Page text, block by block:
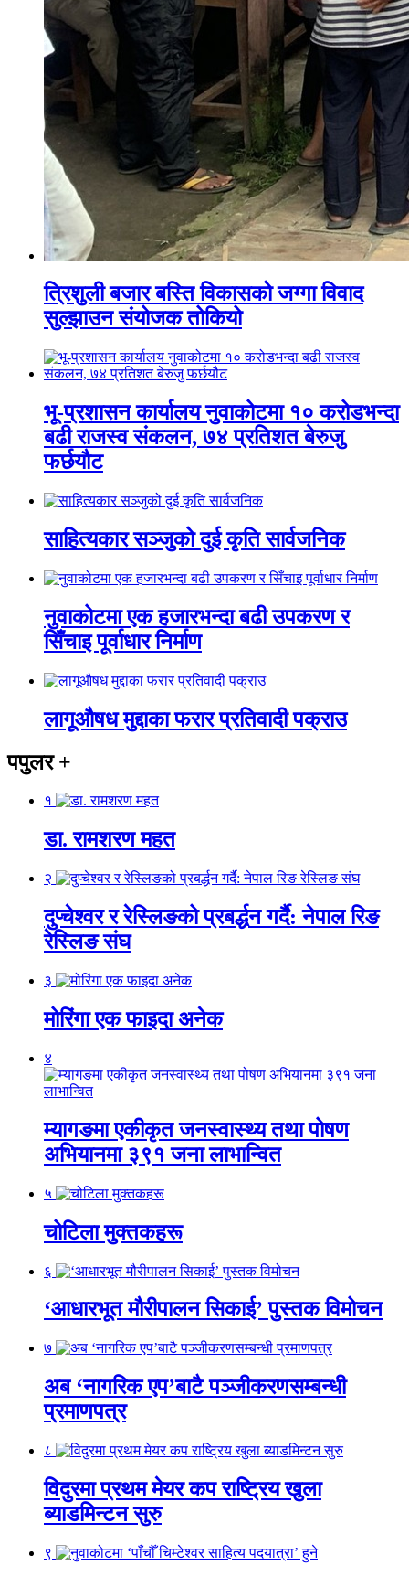
त्रिशुली बजार बस्ति विकासको जग्गा विवाद
सुल्झाउन संयोजक तोकियो
भू-प्रशासन कार्यालय नुवाकोटमा १० करोडभन्दा
बढी राजस्व संकलन, ७४ प्रतिशत बेरुजु
फर्छयौट
साहित्यकार सञ्जुको दुई कृति सार्वजनिक
नुवाकोटमा एक हजारभन्दा बढी उपकरण र
सिँचाइ पूर्वाधार निर्माण
लागूऔषध मुद्दाका फरार प्रतिवादी पक्राउ
पपुलर+
१
डा. रामशरण महत
२
दुप्चेश्वर र रेस्लिङको प्रबर्द्धन गर्दै: नेपाल रिङ
रेस्लिङ संघ
३
मोरिंगा एक फाइदा अनेक
४
म्यागङमा एकीकृत जनस्वास्थ्य तथा पोषण
अभियानमा ३९१ जना लाभान्वित
५
चोटिला मुक्तकहरू
६
‘आधारभूत मौरीपालन सिकाई’ पुस्तक विमोचन
७
अब ‘नागरिक एप’बाटै पञ्जीकरणसम्बन्धी
प्रमाणपत्र
८
विदुरमा प्रथम मेयर कप राष्ट्रिय खुला
ब्याडमिन्टन सुरु
९